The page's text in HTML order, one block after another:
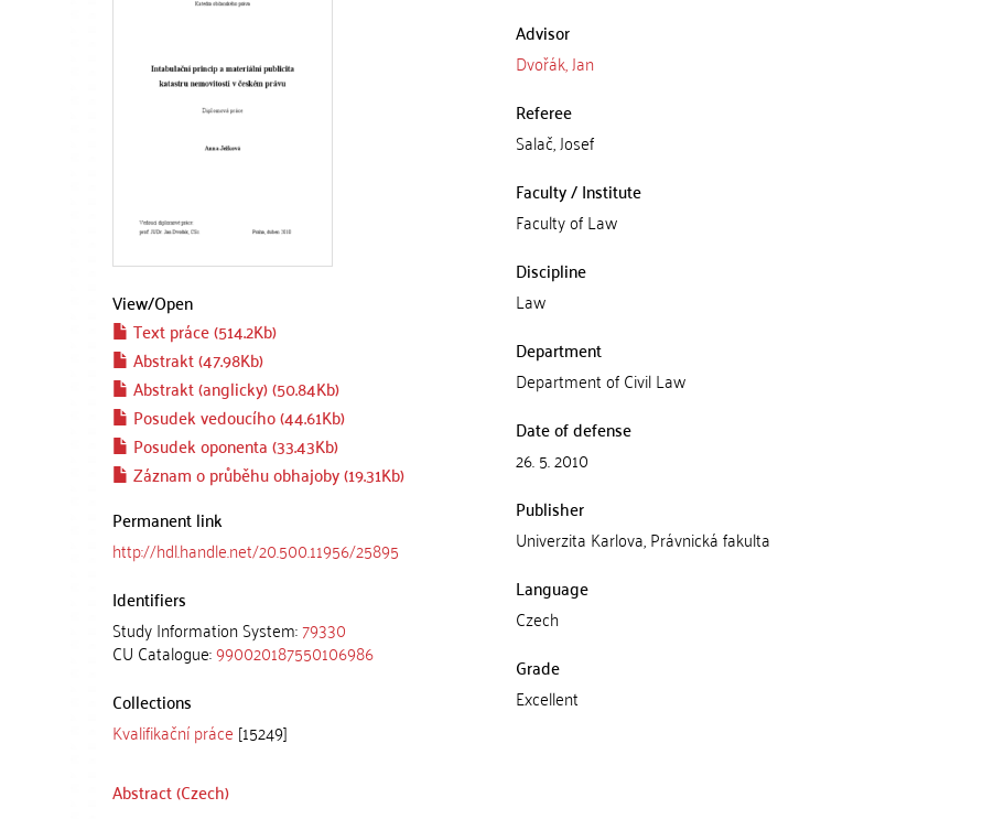
View/Open
Text práce (514.2Kb)
Abstrakt (47.98Kb)
Abstrakt (anglicky) (50.84Kb)
Posudek vedoucího (44.61Kb)
Posudek oponenta (33.43Kb)
Záznam o průběhu obhajoby (19.31Kb)
Permanent link
http://hdl.handle.net/20.500.11956/25895
Identifiers
Study Information System:79330
CU Catalogue:990020187550106986
Collections
Kvalifikační práce [15249]
Advisor
Dvořák, Jan
Referee
Salač, Josef
Faculty / Institute
Faculty of Law
Discipline
Law
Department
Department of Civil Law
Date of defense
26. 5. 2010
Publisher
Univerzita Karlova, Právnická fakulta
Language
Czech
Grade
Excellent
Abstract (Czech)